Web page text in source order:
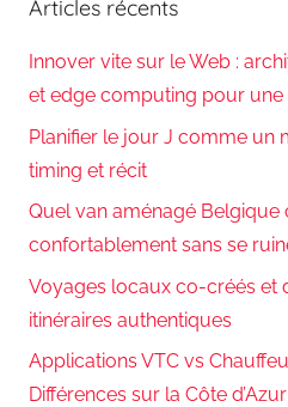
Articles récents
Innover vite sur le Web :
et edge computing pour une
Planifier le jour J comme un
timing et récit
Quel van aménagé
confortablement sans se
Voyages locaux co-créés et
itinéraires authentiques
Applications VTC vs
Différences sur la Côte